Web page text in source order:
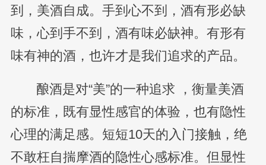
到，美酒自成。手到心不到，酒有形必缺
味，心到手不到，酒有味必缺神。有形有
味有神的酒，也许才是我们追求的产品。
酿酒是对“美”的一种追求 ，衡量美酒
的标准，既有显性感官的体验，也有隐性
心理的满足感。短短10天的入门接触，绝
不敢枉自揣摩酒的隐性心感标准。但显性